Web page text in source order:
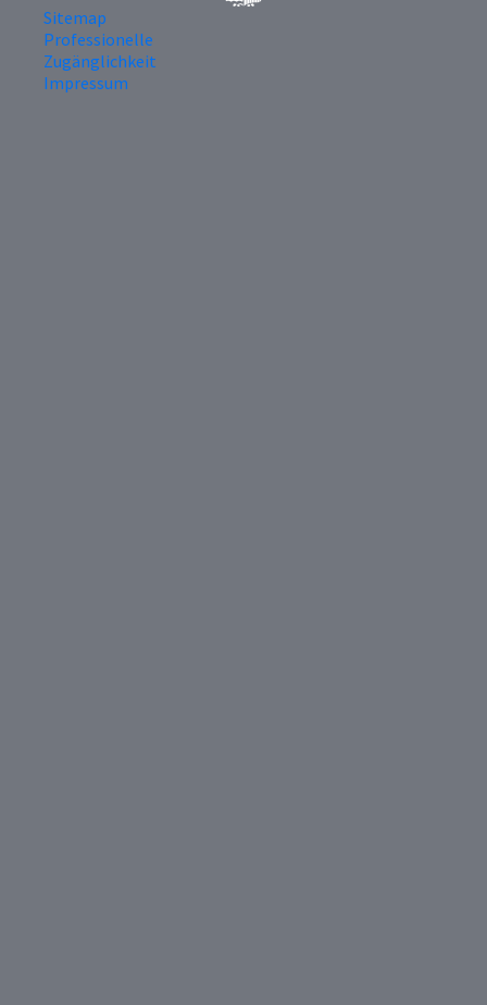
Sitemap
Professionelle
Zugänglichkeit
Impressum